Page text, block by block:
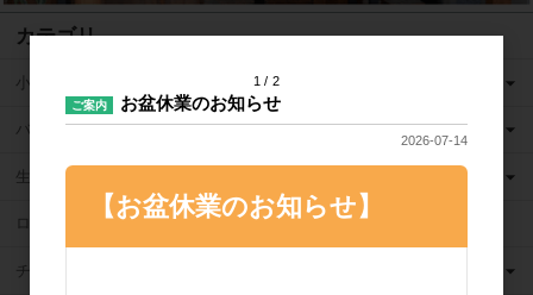
カテゴリ
小麦粉
バター
生クリーム
ロングライフ牛乳
チーズ
1 2
ご案内 お盆休業のお知らせ
2026-07-14
【お盆休業のお知らせ】